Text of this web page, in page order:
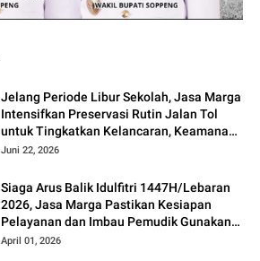
Jelang Periode Libur Sekolah, Jasa Marga
Intensifkan Preservasi Rutin Jalan Tol
untuk Tingkatkan Kelancaran, Keamanan
dan Kenyamanan Perjalanan
Juni 22, 2026
Siaga Arus Balik Idulfitri 1447H/Lebaran
2026, Jasa Marga Pastikan Kesiapan
Pelayanan dan Imbau Pemudik Gunakan
Rest Area Alternatif
April 01, 2026